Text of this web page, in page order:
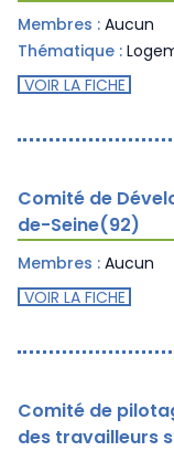
Membres : Aucun
Thématique :
VOIR LA FICHE
Comité de
de-Seine(92)
Membres : Aucun
VOIR LA FICHE
Comité de
des travailleurs